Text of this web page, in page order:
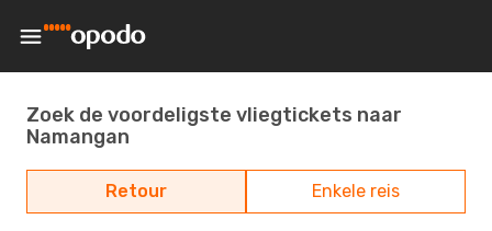
Zoek de voordeligste vliegtickets naar
Namangan
Retour Enkele reis